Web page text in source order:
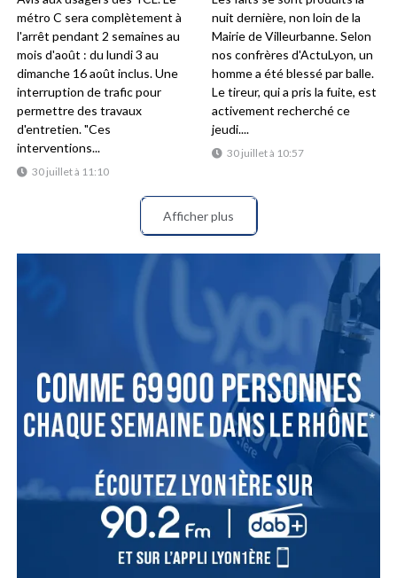
30 juillet à 11:10
métro C sera complètement à
l'arrêt pendant 2 semaines au
mois d'août : du lundi 3 au
dimanche 16 août inclus. Une
interruption de trafic pour
permettre des travaux
d'entretien. "Ces
interventions...
30 juillet à 10:57
nuit dernière, non loin de la
Mairie de Villeurbanne. Selon
nos confrères d'ActuLyon, un
homme a été blessé par balle.
Le tireur, qui a pris la fuite, est
activement recherché ce
jeudi....
Afficher plus